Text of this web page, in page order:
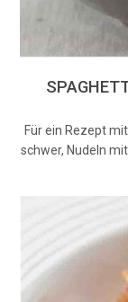
Für ein Rezept
schwer, Nudeln